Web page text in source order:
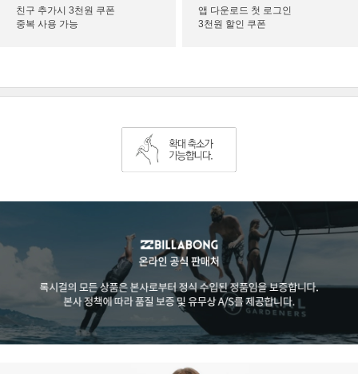
친구 추가시 3천원 쿠폰
중복 사용 가능
앱 다운로드 첫 로그인
3천원 할인 쿠폰